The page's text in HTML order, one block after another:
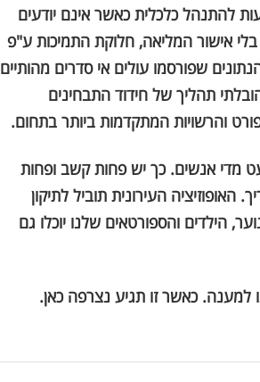
להתנהל כלכלית כאשר אינם יודעים
בלי אישור המליאה, חלוקת התמיכות ע"פ
שפורסמו עולים אי סדרים מהותיים
תהליך של חידוד התבחינים
והרשויות המתקדמות ביותר בתחום.
מדי אנשים. כך יש פחות קשב ופחות
העירונית תוביל לתיקון
הילדים והספורטאים שלנו יוכלו גם
כאשר זו תגיע נצרפה כאן.